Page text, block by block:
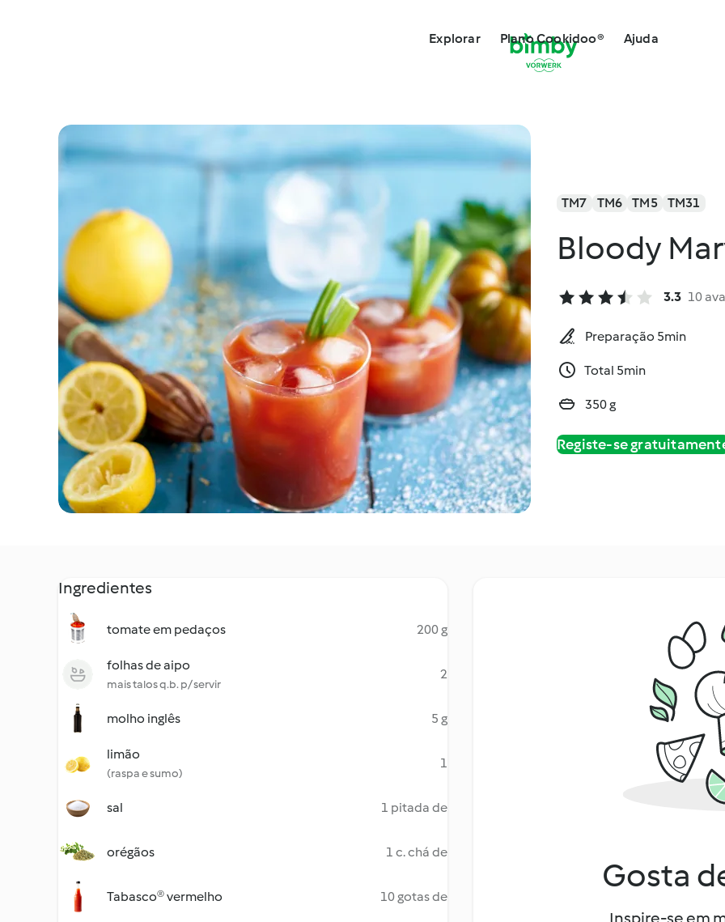
Explorar Plano Cookidoo® Ajuda
TM7 TM6 TM5 TM31
Bloody
3.3 10
Preparação 5min
Total 5min
350 g
Registe-se
Ingredientes
tomate em pedaços 200 g
folhas de aipo
mais talos q.b. p/ servir
2
molho inglês 5 g
limão
(raspa e sumo)
1
sal 1 pitada de
orégãos 1 c. chá de
Tabasco® vermelho 10 gotas de
Gosta
Inspire-se em